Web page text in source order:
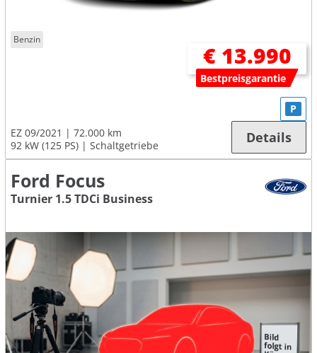
Benzin
€ 13.990
Bestpreisgarantie
EZ 09/2021
72.000 km
92 kW (125 PS)
Schaltgetriebe
P
Details
Ford Focus
Turnier 1.5 TDCi Business